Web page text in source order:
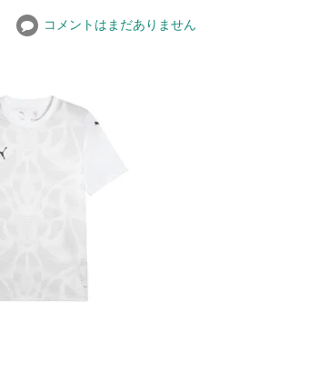
コメントはまだありません